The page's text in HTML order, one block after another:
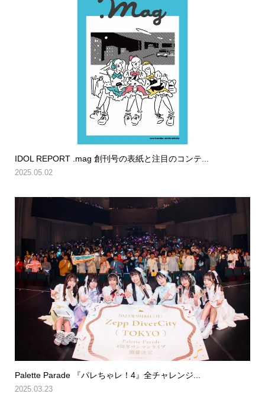
IDOL REPORT .mag 創刊号の表紙と注目のコンテ...
2025.05.02
Palette Parade 『パレちゃレ！4』全チャレンジ...
2025.03.23